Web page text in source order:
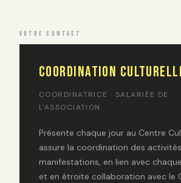
VOTRE CONTACT
Coordination
COORDINATRICE · SALARIÉE DE
L'ASSOCIATION
Présente chaque jour au Centre
assure la coordination des
manifestations, en lien avec
et en étroite collaboration avec le